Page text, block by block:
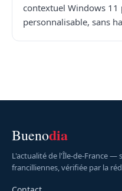
contextuel Windows 11
personnalisable, sans
Buenodia
L'actualité de l'Île-de-France —
francilliennes, vérifiée par la